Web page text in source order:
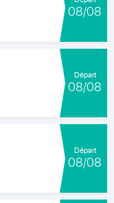
08/08
Départ
08/08
Départ
08/08